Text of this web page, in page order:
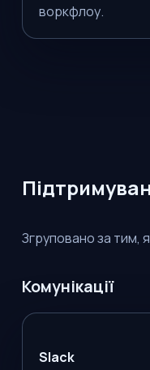
воркфлоу.
Згруповано за тим,
Комунікації
Slack